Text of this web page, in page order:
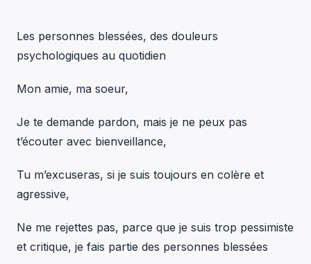
Les personnes blessées, des douleurs
psychologiques au quotidien
Mon amie, ma soeur,
Je te demande pardon, mais je ne peux pas
t’écouter avec bienveillance,
Tu m’excuseras, si je suis toujours en colère et
agressive,
Ne me rejettes pas, parce que je suis trop pessimiste
et critique, je fais partie des personnes blessées